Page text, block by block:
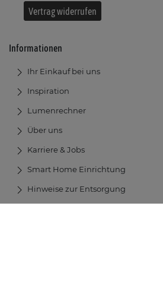
Vertrag widerrufen
Informationen
Ihr Einkauf bei uns
Inspiration
Lumenrechner
Über uns
Karriere & Jobs
Smart Home Einrichtung
Hinweise zur Entsorgung